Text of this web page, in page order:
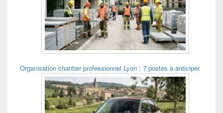
Organisation chantier professionnel Lyon : 7 postes à anticiper